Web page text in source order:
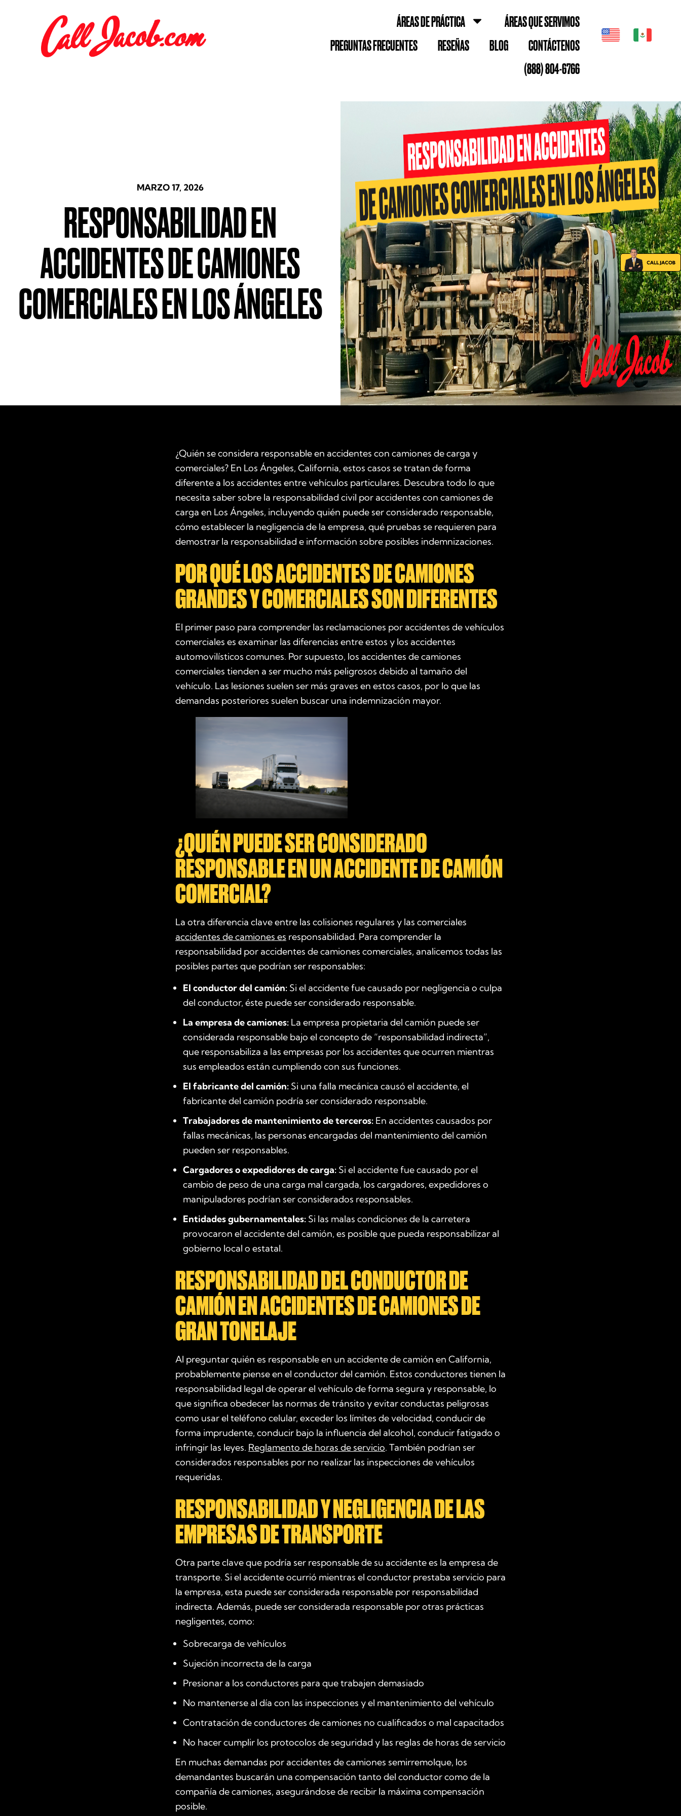
ÁREAS DE PRÁCTICA
ÁREAS QUE SERVIMOS
PREGUNTAS FRECUENTES
RESEÑAS BLOG
CONTÁCTENOS
(888) 804-6766
MARZO 17, 2026
RESPONSABILIDAD EN
ACCIDENTES DE CAMIONES
COMERCIALES EN LOS ÁNGELES
¿Quién se considera responsable en accidentes con camiones de carga y
comerciales? En Los Ángeles, California, estos casos se tratan de forma
diferente a los accidentes entre vehículos particulares. Descubra todo lo que
necesita saber sobre la responsabilidad civil por accidentes con camiones de
carga en Los Ángeles, incluyendo quién puede ser considerado responsable,
cómo establecer la negligencia de la empresa, qué pruebas se requieren para
demostrar la responsabilidad e información sobre posibles indemnizaciones.
POR QUÉ LOS ACCIDENTES DE CAMIONES
GRANDES Y COMERCIALES SON DIFERENTES
El primer paso para comprender las reclamaciones por accidentes de vehículos
comerciales es examinar las diferencias entre estos y los accidentes
automovilísticos comunes. Por supuesto, los accidentes de camiones
comerciales tienden a ser mucho más peligrosos debido al tamaño del
vehículo. Las lesiones suelen ser más graves en estos casos, por lo que las
demandas posteriores suelen buscar una indemnización mayor.
¿QUIÉN PUEDE SER CONSIDERADO
RESPONSABLE EN UN ACCIDENTE DE CAMIÓN
COMERCIAL?
La otra diferencia clave entre las colisiones regulares y las comerciales
accidentes de camiones es responsabilidad. Para comprender la
responsabilidad por accidentes de camiones comerciales, analicemos todas las
posibles partes que podrían ser responsables:
El conductor del camión: Si el accidente fue causado por negligencia o culpa
del conductor, éste puede ser considerado responsable.
La empresa de camiones: La empresa propietaria del camión puede ser
considerada responsable bajo el concepto de “responsabilidad indirecta”,
que responsabiliza a las empresas por los accidentes que ocurren mientras
sus empleados están cumpliendo con sus funciones.
El fabricante del camión: Si una falla mecánica causó el accidente, el
fabricante del camión podría ser considerado responsable.
Trabajadores de mantenimiento de terceros: En accidentes causados por
fallas mecánicas, las personas encargadas del mantenimiento del camión
pueden ser responsables.
Cargadores o expedidores de carga: Si el accidente fue causado por el
cambio de peso de una carga mal cargada, los cargadores, expedidores o
manipuladores podrían ser considerados responsables.
Entidades gubernamentales: Si las malas condiciones de la carretera
provocaron el accidente del camión, es posible que pueda responsabilizar al
gobierno local o estatal.
RESPONSABILIDAD DEL CONDUCTOR DE
CAMIÓN EN ACCIDENTES DE CAMIONES DE
GRAN TONELAJE
Al preguntar quién es responsable en un accidente de camión en California,
probablemente piense en el conductor del camión. Estos conductores tienen la
responsabilidad legal de operar el vehículo de forma segura y responsable, lo
que significa obedecer las normas de tránsito y evitar conductas peligrosas
como usar el teléfono celular, exceder los límites de velocidad, conducir de
forma imprudente, conducir bajo la influencia del alcohol, conducir fatigado o
infringir las leyes. Reglamento de horas de servicio. También podrían ser
considerados responsables por no realizar las inspecciones de vehículos
requeridas.
RESPONSABILIDAD Y NEGLIGENCIA DE LAS
EMPRESAS DE TRANSPORTE
Otra parte clave que podría ser responsable de su accidente es la empresa de
transporte. Si el accidente ocurrió mientras el conductor prestaba servicio para
la empresa, esta puede ser considerada responsable por responsabilidad
indirecta. Además, puede ser considerada responsable por otras prácticas
negligentes, como:
Sobrecarga de vehículos
Sujeción incorrecta de la carga
Presionar a los conductores para que trabajen demasiado
No mantenerse al día con las inspecciones y el mantenimiento del vehículo
Contratación de conductores de camiones no cualificados o mal capacitados
No hacer cumplir los protocolos de seguridad y las reglas de horas de servicio
En muchas demandas por accidentes de camiones semirremolque, los
demandantes buscarán una compensación tanto del conductor como de la
compañía de camiones, asegurándose de recibir la máxima compensación
posible.